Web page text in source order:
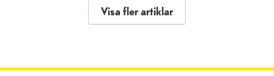
Visa fler artiklar